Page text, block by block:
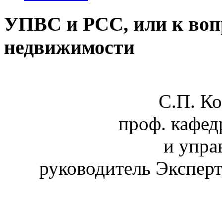
УПВС и РСС, или к
недвижимости
С.П.
проф.
и
руководитель